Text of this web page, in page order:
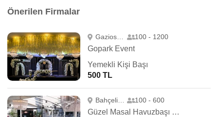
Önerilen Firmalar
Gaziosmanpaşa 100 - 1200
Gopark Event
Yemekli Kişi Başı
500 TL
Bahçelievler 100 - 600
Güzel Masal Havuzbaşı Düğün Tesisleri